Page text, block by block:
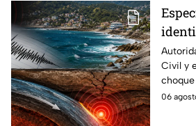
que
Civil y
de
06